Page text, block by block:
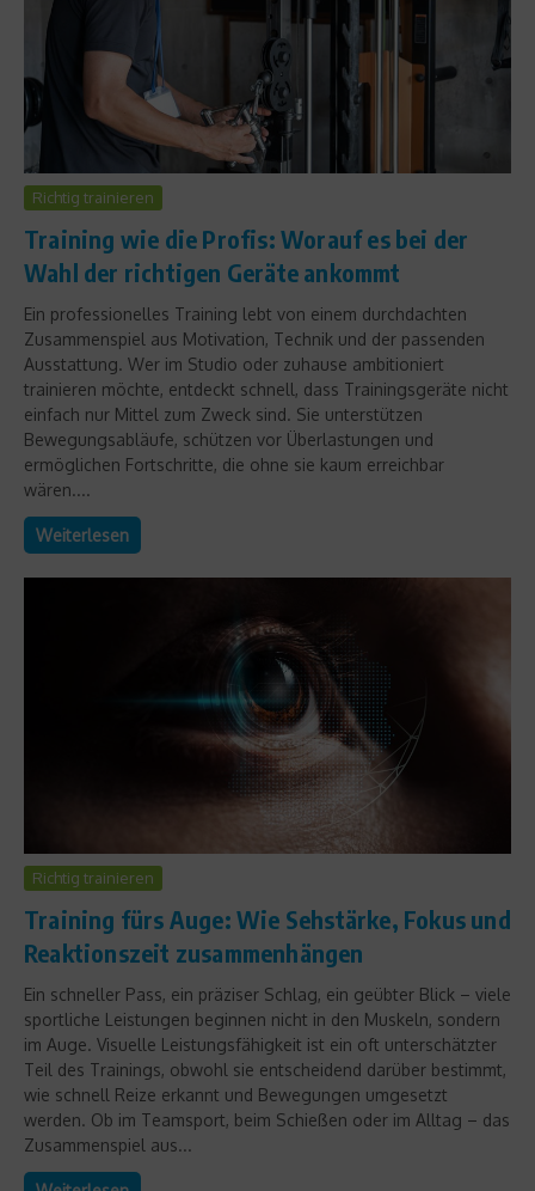
Richtig trainieren
Training wie die Profis: Worauf es bei der
Wahl der richtigen Geräte ankommt
Ein professionelles Training lebt von einem durchdachten
Zusammenspiel aus Motivation, Technik und der passenden
Ausstattung. Wer im Studio oder zuhause ambitioniert
trainieren möchte, entdeckt schnell, dass Trainingsgeräte nicht
einfach nur Mittel zum Zweck sind. Sie unterstützen
Bewegungsabläufe, schützen vor Überlastungen und
ermöglichen Fortschritte, die ohne sie kaum erreichbar
wären....
Weiterlesen
Richtig trainieren
Training fürs Auge: Wie Sehstärke, Fokus und
Reaktionszeit zusammenhängen
Ein schneller Pass, ein präziser Schlag, ein geübter Blick – viele
sportliche Leistungen beginnen nicht in den Muskeln, sondern
im Auge. Visuelle Leistungsfähigkeit ist ein oft unterschätzter
Teil des Trainings, obwohl sie entscheidend darüber bestimmt,
wie schnell Reize erkannt und Bewegungen umgesetzt
werden. Ob im Teamsport, beim Schießen oder im Alltag – das
Zusammenspiel aus...